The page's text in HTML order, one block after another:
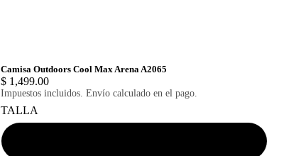
Camisa Outdoors Cool Max Arena A2065
$ 1,499.00
Impuestos incluidos. Envío calculado en el pago.
TALLA